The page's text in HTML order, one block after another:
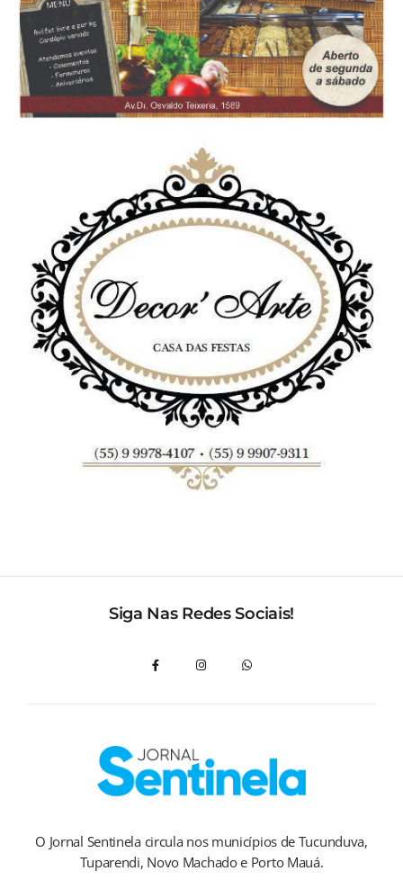
Siga Nas Redes Sociais!
O Jornal Sentinela circula nos municípios de Tucunduva,
Tuparendi, Novo Machado e Porto Mauá.